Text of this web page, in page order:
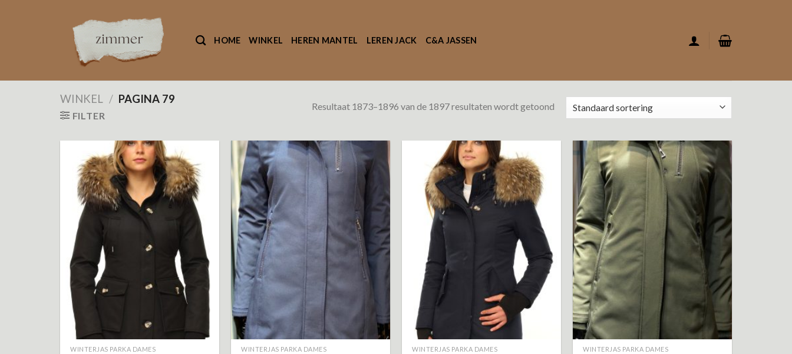
HOME WINKEL HEREN MANTEL LEREN JACK C&A JASSEN
WINKEL / PAGINA 79
FILTER
Resultaat 1873–1896 van de 1897 resultaten wordt getoond
WINTERJAS PARKA DAMES WINTERJAS PARKA DAMES WINTERJAS PARKA DAMES WINTERJAS PARKA DAMES